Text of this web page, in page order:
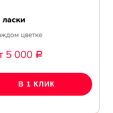
цветке
5 000 Р
В 1 КЛИК